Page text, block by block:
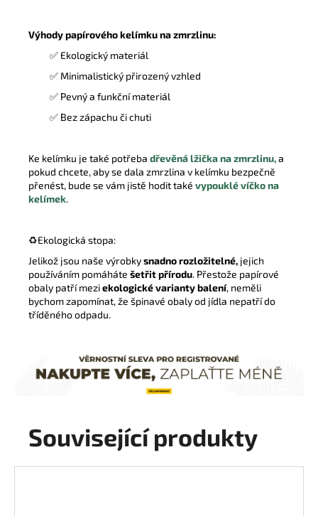
Výhody papírového kelímku na zmrzlinu:
✅ Ekologický materiál
✅ Minimalistický přirozený vzhled
✅ Pevný a funkční materiál
✅ Bez zápachu či chuti
Ke kelímku je také potřeba dřevěná lžička na zmrzlinu,a
pokud chcete, aby se dala zmrzlina v kelímku bezpečně
přenést, bude se vám jistě hodit také vypouklé víčko na
kelímek.
♻️Ekologická stopa:
Jelikož jsou naše výrobkysnadno rozložitelné, jejich
používáním pomáháte šetřit přírodu. Přestože papírové
obaly patří meziekologické varianty balení, neměli
bychom zapomínat, že špinavé obaly od jídla nepatří do
tříděného odpadu.
Související produkty